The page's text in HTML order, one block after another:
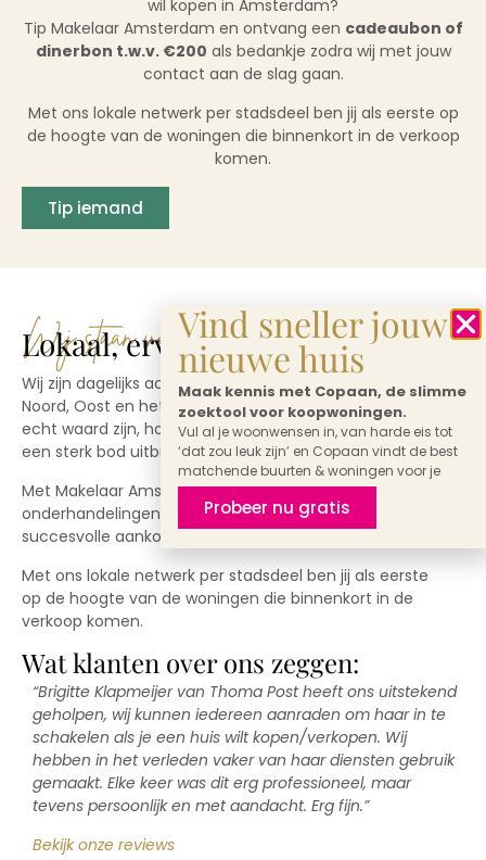
wil kopen in Amsterdam?
Tip Makelaar Amsterdam en ontvang een cadeaubon of
dinerbon t.w.v. €200 als bedankje zodra wij met jouw
contact aan de slag gaan.
Met ons lokale netwerk per stadsdeel ben jij als eerste op
de hoogte van de woningen die binnenkort in de verkoop
komen.
Tip iemand
Lokaal, ervaren en betrokken
Wij zijn dagelijks actief in buurten als De Pijp, Oud-West,
Noord, Oost en het Centrum. We weten wat woningen
echt waard zijn, hoe snel je moet schakelen en hoe je
een sterk bod uitbrengt dat wél geaccepteerd wordt.
Met Makelaar Amsterdam sta je sterker in de
onderhandelingen en vergroot je je kans op een
succesvolle aankoop.
Met ons lokale netwerk per stadsdeel ben jij als eerste
op de hoogte van de woningen die binnenkort in de
verkoop komen.
Wat klanten over ons zeggen:
“Brigitte Klapmeijer van Thoma Post heeft ons uitstekend
geholpen, wij kunnen iedereen aanraden om haar in te
schakelen als je een huis wilt kopen/verkopen. Wij
hebben in het verleden vaker van haar diensten gebruik
gemaakt. Elke keer was dit erg professioneel, maar
tevens persoonlijk en met aandacht. Erg fijn.”
Bekijk onze reviews
Vind sneller jouw
nieuwe huis
Maak kennis met Copaan, de slimme
zoektool voor koopwoningen.
Vul al je woonwensen in, van harde eis tot
‘dat zou leuk zijn’ en Copaan vindt de best
matchende buurten & woningen voor je
Probeer nu gratis